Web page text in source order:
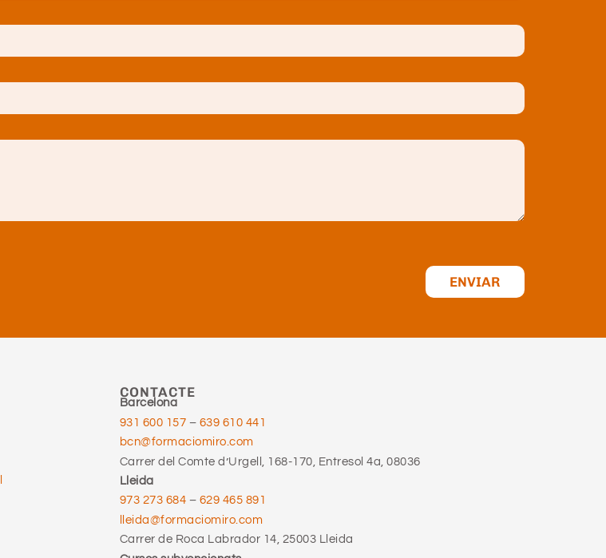
ENVIAR
CONTACTE
Barcelona
931 600 157 – 639 610 441
bcn@formaciomiro.com
Carrer del Comte d’Urgell, 168-170, Entresol 4a, 08036
Lleida
973 273 684 – 629 465 891
lleida@formaciomiro.com
Carrer de Roca Labrador 14, 25003 Lleida